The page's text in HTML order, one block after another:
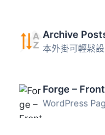
Archive
Forge –